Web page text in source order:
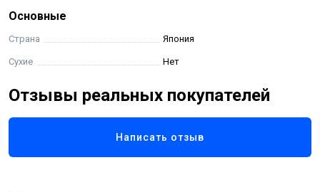
Основные
Страна Япония
Сухие Нет
Отзывы реальных покупателей
Написать отзыв